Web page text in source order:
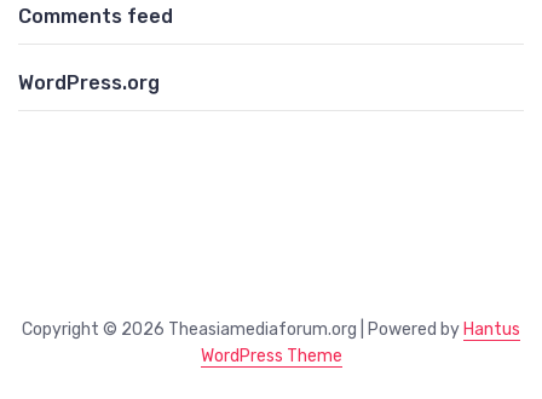
Comments feed
WordPress.org
Copyright © 2026 Theasiamediaforum.org | Powered byHantus
WordPress Theme